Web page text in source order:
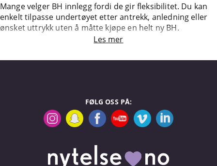
Mange velger BH innlegg fordi de gir fleksibilitet. Du kan
enkelt tilpasse undertøyet etter antrekk, anledning eller
ønsket uttrykk uten å måtte kjøpe en helt ny BH.
Les mer
FØLG OSS PÅ: